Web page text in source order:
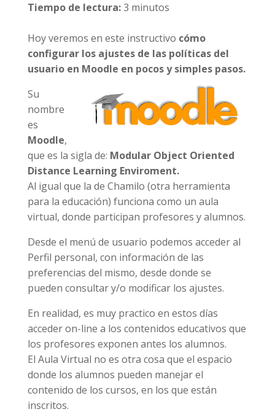
Tiempo de lectura:3 minutos
Hoy veremos en este instructivo cómo
configurar los ajustes de las políticas del
usuario en Moodle en pocos y simples pasos.
Su
nombre
es
Moodle,
que es la sigla de: Modular Object Oriented
Distance Learning Enviroment.
Al igual que la de Chamilo (otra herramienta
para la educación) funciona como un aula
virtual, donde participan profesores y alumnos.
Desde el menú de usuario podemos acceder al
Perfil personal, con información de las
preferencias del mismo, desde donde se
pueden consultar y/o modificar los ajustes.
En realidad, es muy practico en estos días
acceder on-line a los contenidos educativos que
los profesores exponen antes los alumnos.
El Aula Virtual no es otra cosa que el espacio
donde los alumnos pueden manejar el
contenido de los cursos, en los que están
inscritos.